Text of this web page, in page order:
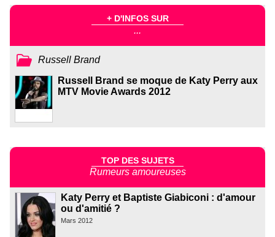
+ D'INFOS SUR
...
Russell Brand
Russell Brand se moque de Katy Perry aux
MTV Movie Awards 2012
TOP DES SUJETS
Rumeurs amoureuses
Katy Perry et Baptiste Giabiconi : d'amour
ou d'amitié ?
Mars 2012